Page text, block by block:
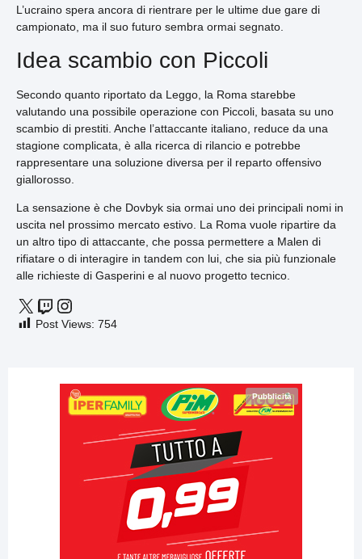
L’ucraino spera ancora di rientrare per le ultime due gare di
campionato, ma il suo futuro sembra ormai segnato.
Idea scambio con Piccoli
Secondo quanto riportato da Leggo, la Roma starebbe
valutando una possibile operazione con Piccoli, basata su uno
scambio di prestiti. Anche l’attaccante italiano, reduce da una
stagione complicata, è alla ricerca di rilancio e potrebbe
rappresentare una soluzione diversa per il reparto offensivo
giallorosso.
La sensazione è che Dovbyk sia ormai uno dei principali nomi in
uscita nel prossimo mercato estivo. La Roma vuole ripartire da
un altro tipo di attaccante, che possa permettere a Malen di
rifiatare o di interagire in tandem con lui, che sia più funzionale
alle richieste di Gasperini e al nuovo progetto tecnico.
Post Views: 754
Pubblicità